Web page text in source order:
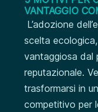
VANTAGGIO
L’adozione
scelta
vantaggiosa dal
reputazionale.
trasformarsi in
competitivo per